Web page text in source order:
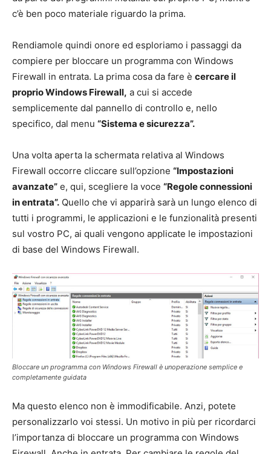
c’è ben poco materiale riguardo la prima.
Rendiamole quindi onore ed esploriamo i passaggi da
compiere per bloccare un programma con Windows
Firewall in entrata. La prima cosa da fare è cercare il
proprio Windows Firewall, a cui si accede
semplicemente dal pannello di controllo e, nello
specifico, dal menu “Sistema e sicurezza”.
Una volta aperta la schermata relativa al Windows
Firewall occorre cliccare sull’opzione “Impostazioni
avanzate” e, qui, scegliere la voce “Regole connessioni
in entrata”. Quello che vi apparirà sarà un lungo elenco di
tutti i programmi, le applicazioni e le funzionalità presenti
sul vostro PC, ai quali vengono applicate le impostazioni
di base del Windows Firewall.
Bloccare un programma con Windows Firewall è unoperazione semplice e
completamente guidata
Ma questo elenco non è immodificabile. Anzi, potete
personalizzarlo voi stessi. Un motivo in più per ricordarci
l’importanza di bloccare un programma con Windows